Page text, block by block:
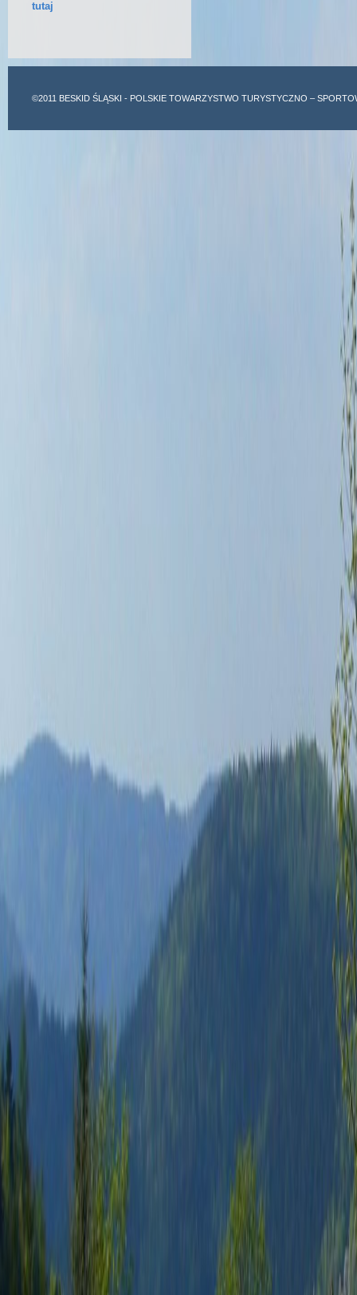
tutaj
©2011 BESKID ŚLĄSKI - POLSKIE TOWARZYSTWO TURYSTYCZNO –